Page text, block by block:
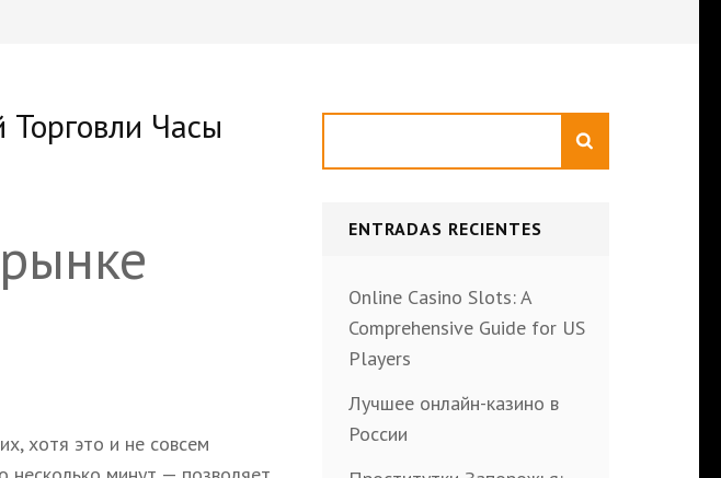
Часы
хотя это и не совсем
ENTRADAS RECIENTES
Online Casino Slots: A
Comprehensive Guide for US
Players
Лучшее онлайн-казино в
России